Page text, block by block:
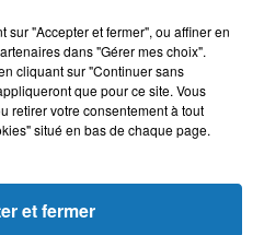
Algérienne Qui a Charmé le Monde
sur "Accepter et fermer", ou affiner en
dans "Gérer mes choix".
cliquant sur "Continuer sans
que pour ce site. Vous
retirer votre consentement à tout
situé en bas de chaque page.
et fermer